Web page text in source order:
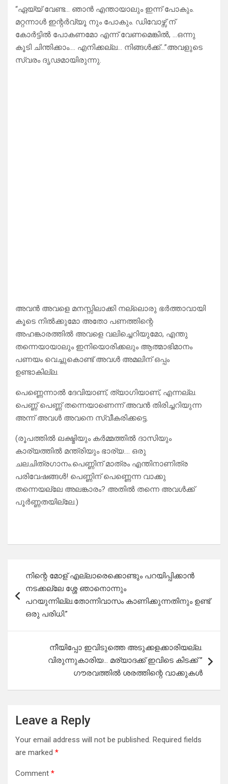
“ഏയ്യ് വേണ്ട… ഞാൻ എന്തായാലും ഇന്ന് പോകും.
മറ്റന്നാൾ ഇന്റർവ്യൂ നും പോകും. ഡിവോഴ്സ് ന്
കോർട്ടിൽ പോകണമോ എന്ന് വേണമെങ്കിൽ, …ഒന്നു
കൂടി ചിന്തിക്കാം…. എനിക്കല്ല… നിങ്ങൾക്ക്…”അവളുടെ
സ്വരം ദൃഢമായിരുന്നു.
അവൻ അവളെ മനസ്സിലാക്കി നല്ലൊരു ഭർത്താവായി
കൂടെ നിൽക്കുമോ അതോ പണത്തിന്റെ
അഹങ്കാരത്തിൽ അവളെ വലിച്ചെറിയുമോ, എന്തു
തന്നെയായാലും ഇനിയൊരിക്കലും ആത്മാഭിമാനം
പണയം വെച്ചുകൊണ്ട് അവൾ അമലിന് ഒപ്പം
ഉണ്ടാകില്ല.
പെണ്ണെന്നാൽ ദേവിയാണ്, ത്യാഗിയാണ്, എന്നല്ല.
പെണ്ണ് പെണ്ണ് തന്നെയാണെന്ന് അവൻ തിരിച്ചറിയുന്ന
അന്ന് അവൾ അവനെ സ്വീകരിക്കട്ടെ.
(രൂപത്തിൽ ലക്ഷ്മിയും കർമ്മത്തിൽ ദാസിയും
കാര്യത്തിൽ മന്ത്രിയും ഭാര്യ…. ഒരു
ചലചിത്രഗാനം.പെണ്ണിന് മാത്രം എന്തിനാണിത്ര
പരിവേഷങ്ങൾ! പെണ്ണിന് പെണ്ണെന്ന വാക്കു
തന്നെയല്ലേ അലങ്കാരം? അതിൽ തന്നെ അവൾക്ക്
പൂർണ്ണതയില്ലേ.)
navigation
നിന്റെ മോള് എല്ലാരെക്കൊണ്ടും പറയിപ്പിക്കാൻ
നടക്കല്ലേ ശ്ശേ ഞാനൊന്നും
പറയുന്നില്ല.തോന്നിവാസം കാണിക്കുന്നതിനും ഉണ്ട്‌
ഒരു പരിധി.”
നീയിപ്പോ ഇവിടുത്തെ അടുക്കളക്കാരിയല്ല.
വിരുന്നുകാരിയ… മര്യാദക്ക് ഇവിടെ കിടക്ക് ”
ഗൗരവത്തിൽ ശരത്തിന്റെ വാക്കുകൾ
Leave a Reply
Your email address will not be published. Required fields
are marked *
Comment *